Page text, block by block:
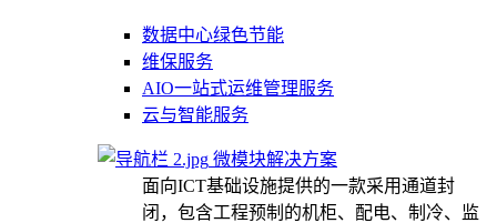
数据中心绿色节能
维保服务
AIO一站式运维管理服务
云与智能服务
微模块解决方案
面向ICT基础设施提供的一款采用通道封
闭，包含工程预制的机柜、配电、制冷、监